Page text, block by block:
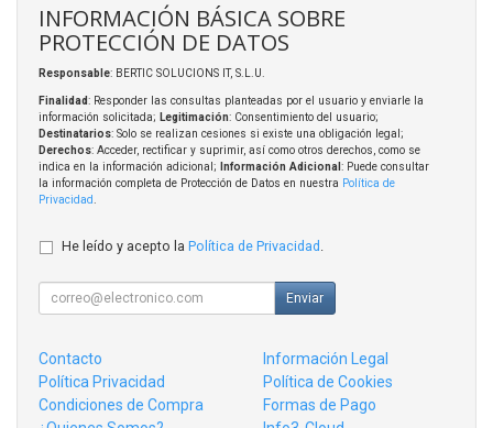
INFORMACIÓN BÁSICA SOBRE
PROTECCIÓN DE DATOS
Responsable: BERTIC SOLUCIONS IT, S.L.U.
Finalidad: Responder las consultas planteadas por el usuario y enviarle la
información solicitada; Legitimación: Consentimiento del usuario;
Destinatarios: Solo se realizan cesiones si existe una obligación legal;
Derechos: Acceder, rectificar y suprimir, así como otros derechos, como se
indica en la información adicional;
Información Adicional : Puede consultar
la información completa de Protección de Datos en nuestra Política de
Privacidad
He leído y acepto la Política de Privacidad
Enviar
Contacto
Información Legal
Política Privacidad
Política de Cookies
Condiciones de Compra
Formas de Pago